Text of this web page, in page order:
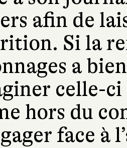
afin de
Si la
a
celle-
hors du
face à